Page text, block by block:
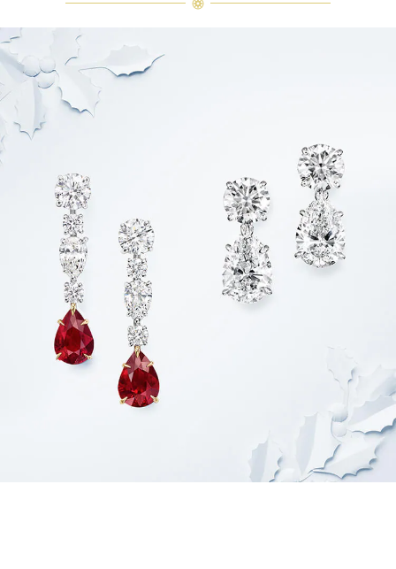
ウィンストンによって厳選された最
トーンは、ひとつひとつが唯一無二
の個性を有する天然の素材であるた
め、同製品間においてカラットおよ
び石数、クオリティ等が僅かに異な